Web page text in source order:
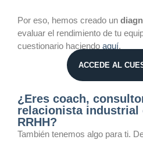
Por eso, hemos creado un
evaluar el rendimiento de tu
cuestionario haciendo aquí.
ACCEDE AL
¿Eres coach,
relacionista industrial
RRHH?
También tenemos algo para ti.